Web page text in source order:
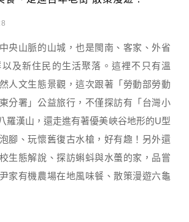
央山脈的山城，也是閩南、客家、外省
及新住民的生活聚落。這裡不只有溫
人文生態景觀，這次跟著「勞動部勞動
分署」公益旅行，不僅探訪有「台灣小
羅漢山，還走進有著優美峽谷地形的U型
腳、玩懷舊復古水槍，好有趣！另外還
生態解說、探訪蝌蚪與水蠆的家，品嘗
家有機農場在地風味餐、散策漫遊六龜